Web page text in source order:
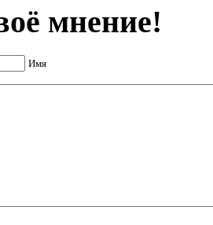
мнение!
Имя